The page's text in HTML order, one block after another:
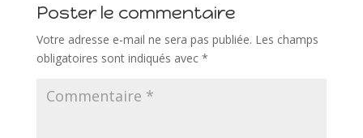
Poster le commentaire
Votre adresse e-mail ne sera pas publiée. Les champs
obligatoires sont indiqués avec *